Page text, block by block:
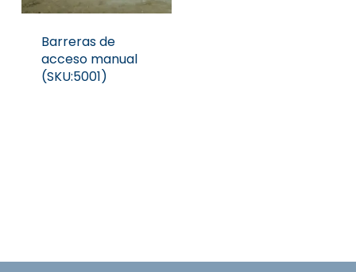
Barreras de
acceso manual
(SKU:5001)